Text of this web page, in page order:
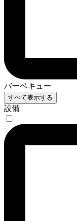
バーベキュー
すべて表示する
設備